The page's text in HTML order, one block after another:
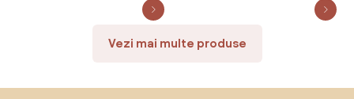
Vezi mai multe produse